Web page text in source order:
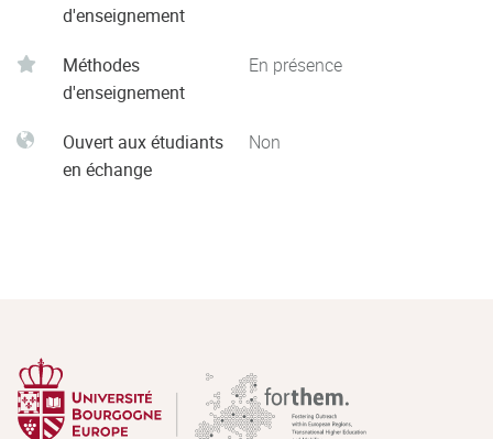
d'enseignement
Méthodes
d'enseignement
En présence
Ouvert aux étudiants
en échange
Non